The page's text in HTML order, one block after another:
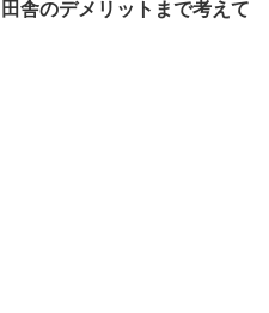
舎のデメリットまで考えて